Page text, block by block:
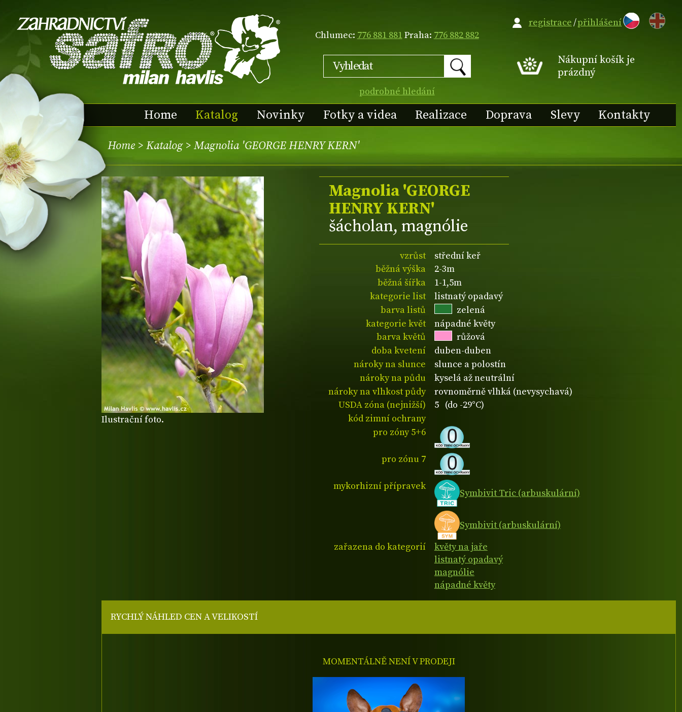
Chlumec: 776 881 881Praha: 776 882 882
podrobné hledání
EN
Nákupní košík je
prázdný
Home Katalog Novinky Fotky a videa Realizace Doprava Slevy Kontakty
registrace/přihlášení
Home > Katalog> Magnolia 'GEORGE HENRY KERN'
Ilustrační foto.
Magnolia 'GEORGE
HENRY KERN'
šácholan, magnólie
vzrůst
střední keř
běžná výška
2-3m
běžná šířka
1-1,5m
kategorie list
listnatý opadavý
barva listů
zelená
kategorie květ
nápadné květy
barva květů
růžová
doba kvetení
duben-duben
nároky na slunce
slunce a polostín
nároky na půdu
kyselá až neutrální
nároky na vlhkost půdy
rovnoměrně vlhká (nevysychavá)
USDA zóna (nejnižší)
5 (do -29°C)
kód zimní ochrany
pro zóny 5+6
pro zónu 7
mykorhizní přípravek
Symbivit Tric (arbuskulární)
Symbivit (arbuskulární)
zařazena do kategorií
květy na jaře
listnatý opadavý
magnólie
nápadné květy
RYCHLÝ NÁHLED CEN A VELIKOSTÍ
MOMENTÁLNĚ NENÍ V PRODEJI